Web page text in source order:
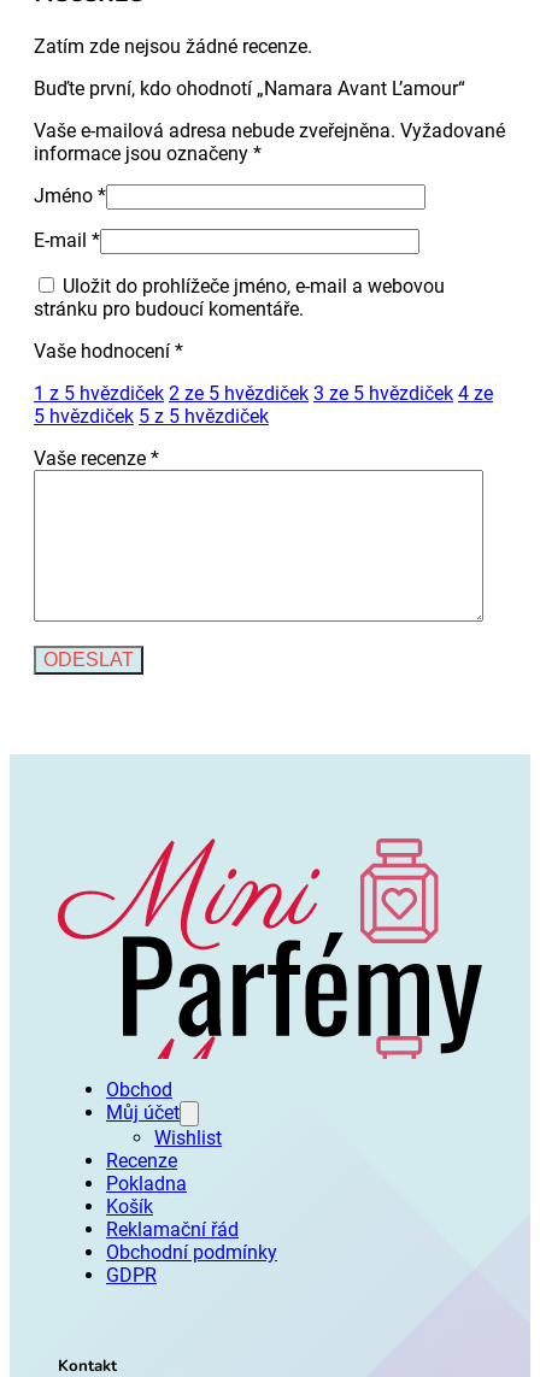
Zatím zde nejsou žádné recenze.
Buďte první, kdo ohodnotí „Namara Avant L’amour“
Vaše e-mailová adresa nebude zveřejněna. Vyžadované
informace jsou označeny *
Jméno *
E-mail *
Uložit do prohlížeče jméno, e-mail a webovou
stránku pro budoucí komentáře.
Vaše hodnocení *
1 z 5 hvězdiček 2 ze 5 hvězdiček 3 ze 5 hvězdiček 4 ze
5 hvězdiček 5 z 5 hvězdiček
Vaše recenze *
Obchod
Můj účet
Wishlist
Recenze
Pokladna
Košík
Reklamační řád
Obchodní podmínky
GDPR
Kontakt